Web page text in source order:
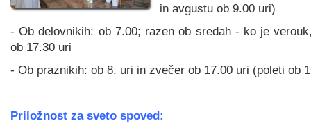
in avgustu ob 9.00 uri)
- Ob delovnikih: ob 7.00; razen ob sredah - ko je
ob 17.30 uri
- Ob praznikih: ob 8. uri in zvečer ob 17.00 uri (poleti ob
Priložnost za sveto spoved: